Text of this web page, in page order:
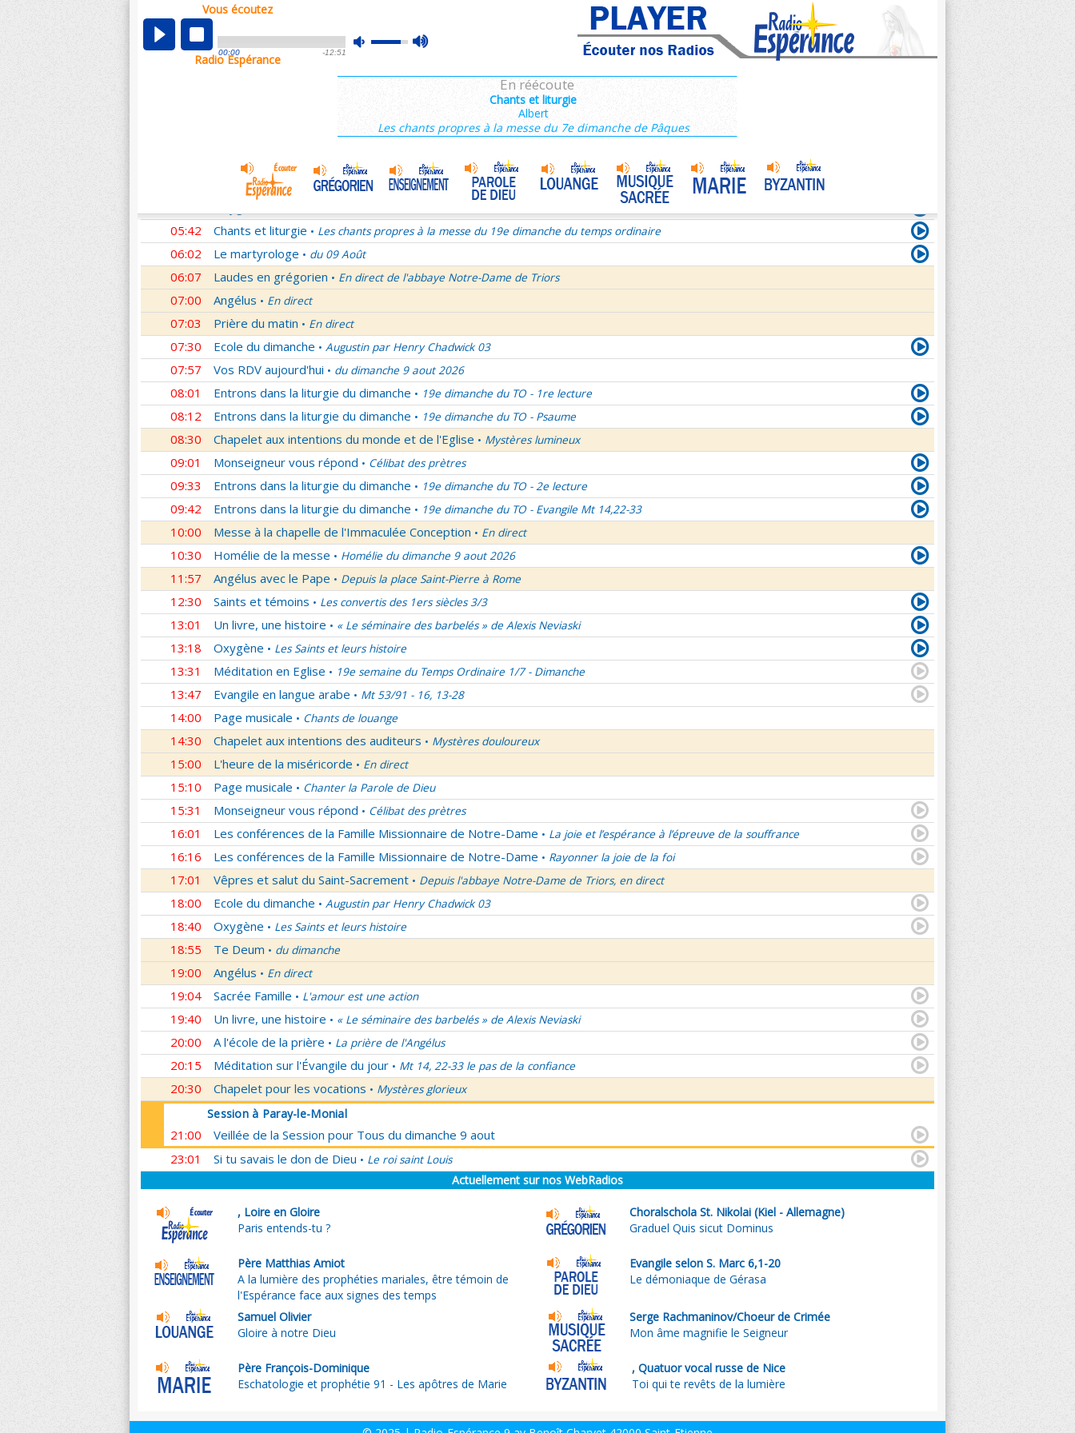
Vous écoutez
mute
max
00:00 -12:51
Radio Espérance
En réécoute
Chants et liturgie
Albert
Les chants propres à la messe du 7e dimanche de Pâques
00:07
01:00 Ecole du dimanche • Augustin par Henry Chadwick 03
01:30 Audience du Pape
19e semaine du Temps Ordinaire 1/7 - Dimanche
Les conférences de la Famille Missionnaire de Notre-Dame •
Lettre aux Galates et lettre aux Philippiens
Si tu savais le don de Dieu La volonté de Dieu et moi et moi et moi ! 2/2
Monseigneur vous répond • Célibat des prètres
05:42 Chants et liturgie • Les chants propres à la messe du 19e dimanche du temps ordinaire
06:02 Le martyrologe • du 09 Août
06:07 Laudes en grégorien • En direct de l'abbaye Notre-Dame de Triors
07:00 Angélus • En direct
07:03 Prière du matin • En direct
07:30 Ecole du dimanche • Augustin par Henry Chadwick 03
07:57 Vos RDV aujourd'hui • du dimanche 9 aout 2026
08:01 Entrons dans la liturgie du dimanche • 19e dimanche du TO - 1re lecture
08:12 Entrons dans la liturgie du dimanche • 19e dimanche du TO - Psaume
08:30 Chapelet aux intentions du monde et de l'Eglise • Mystères lumineux
09:01 Monseigneur vous répond • Célibat des prètres
09:33 Entrons dans la liturgie du dimanche • 19e dimanche du TO - 2e lecture
09:42 Entrons dans la liturgie du dimanche • 19e dimanche du TO - Evangile Mt 14,22-33
10:00 Messe à la chapelle de l'Immaculée Conception • En direct
10:30 Homélie de la messe • Homélie du dimanche 9 aout 2026
11:57 Angélus avec le Pape • Depuis la place Saint-Pierre à Rome
12:30 Saints et témoins • Les convertis des 1ers siècles 3/3
13:01 Un livre, une histoire • « Le séminaire des barbelés » de Alexis Neviaski
13:18 Oxygène • Les Saints et leurs histoire
13:31 Méditation en Eglise • 19e semaine du Temps Ordinaire 1/7 - Dimanche
13:47 Evangile en langue arabe • Mt 53/91 - 16, 13-28
14:00 Page musicale • Chants de louange
14:30 Chapelet aux intentions des auditeurs • Mystères douloureux
15:00 L'heure de la miséricorde • En direct
15:10 Page musicale • Chanter la Parole de Dieu
15:31 Monseigneur vous répond • Célibat des prètres
16:01 Les conférences de la Famille Missionnaire de Notre-Dame • La joie et l’espérance à l’épreuve de la souffrance
16:16 Les conférences de la Famille Missionnaire de Notre-Dame • Rayonner la joie de la foi
17:01 Vêpres et salut du Saint-Sacrement • Depuis l'abbaye Notre-Dame de Triors, en direct
18:00 Ecole du dimanche • Augustin par Henry Chadwick 03
18:40 Oxygène • Les Saints et leurs histoire
18:55 Te Deum • du dimanche
19:00 Angélus • En direct
19:04 Sacrée Famille • L'amour est une action
19:40 Un livre, une histoire • « Le séminaire des barbelés » de Alexis Neviaski
20:00 A l'école de la prière • La prière de l'Angélus
20:15 Méditation sur l'Évangile du jour • Mt 14, 22-33 le pas de la confiance
20:30 Chapelet pour les vocations • Mystères glorieux
Session à Paray-le-Monial
21:00
Veillée de la Session pour Tous du dimanche 9 aout
23:01
Si tu savais le don de Dieu • Le roi saint Louis
Actuellement sur nos WebRadios
, Loire en Gloire
Paris entends-tu ?
Choralschola St. Nikolai (Kiel - Allemagne)
Graduel Quis sicut Dominus
Père Matthias Amiot
A la lumière des prophéties mariales, être témoin de
l'Espérance face aux signes des temps
Evangile selon S. Marc 6,1-20
Le démoniaque de Gérasa
Samuel Olivier
Gloire à notre Dieu
Serge Rachmaninov/Choeur de Crimée
Mon âme magnifie le Seigneur
Père François-Dominique
Eschatologie et prophétie 91 - Les apôtres de Marie
, Quatuor vocal russe de Nice
Toi qui te revêts de la lumière